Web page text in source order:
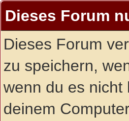
Dieses Forum
Dieses Forum
zu speichern,
wenn du es nicht
deinem